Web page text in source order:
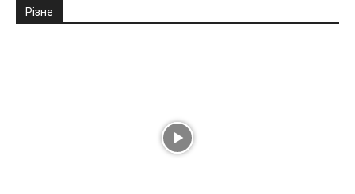
Різне